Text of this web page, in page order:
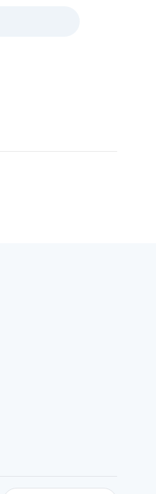
cestee.com